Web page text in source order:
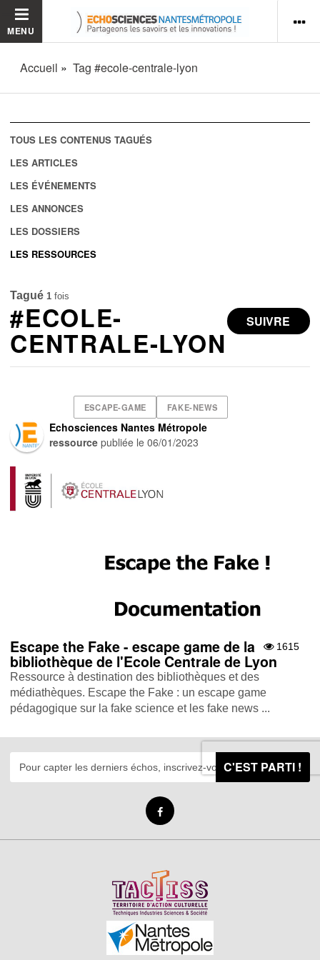
MENU
Accueil Tag #ecole-centrale-lyon
TOUS LES CONTENUS TAGUÉS
LES ARTICLES
LES ÉVÉNEMENTS
LES ANNONCES
LES DOSSIERS
LES RESSOURCES
Tagué 1 fois
SUIVRE
#ECOLE-
CENTRALE-LYON
ESCAPE-GAME FAKE-NEWS
Echosciences Nantes Métropole
ressource publiée le06/01/2023
1615
Escape the Fake - escape game de la
bibliothèque de l'Ecole Centrale de Lyon
Ressource à destination des bibliothèques et des
médiathèques. Escape the Fake : un escape game
pédagogique sur la fake science et les fake news ...
C'EST PARTI !